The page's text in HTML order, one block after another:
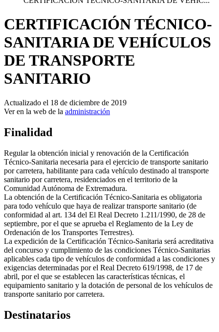
CERTIFICACIÓN TÉCNICO-
SANITARIA DE VEHÍCULOS
DE TRANSPORTE
SANITARIO
Actualizado el 18 de diciembre de 2019
Ver en la web de la administración
Finalidad
Regular la obtención inicial y renovación de la Certificación
Técnico-Sanitaria necesaria para el ejercicio de transporte sanitario
por carretera, habilitante para cada vehículo destinado al transporte
sanitario por carretera, residenciados en el territorio de la
Comunidad Autónoma de Extremadura.
La obtención de la Certificación Técnico-Sanitaria es obligatoria
para todo vehículo que haya de realizar transporte sanitario (de
conformidad al art. 134 del El Real Decreto 1.211/1990, de 28 de
septiembre, por el que se aprueba el Reglamento de la Ley de
Ordenación de los Transportes Terrestres).
La expedición de la Certificación Técnico-Sanitaria será acreditativa
del concurso y cumplimiento de las condiciones Técnico-Sanitarias
aplicables cada tipo de vehículos de conformidad a las condiciones y
exigencias determinadas por el Real Decreto 619/1998, de 17 de
abril, por el que se establecen las características técnicas, el
equipamiento sanitario y la dotación de personal de los vehículos de
transporte sanitario por carretera.
Destinatarios